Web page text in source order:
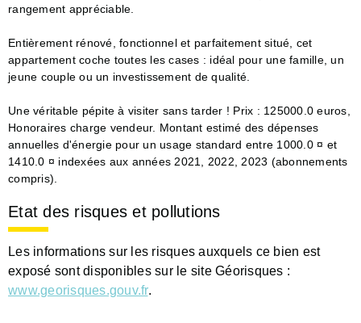
rangement appréciable.
Entièrement rénové, fonctionnel et parfaitement situé, cet
appartement coche toutes les cases : idéal pour une famille, un
jeune couple ou un investissement de qualité.
Une véritable pépite à visiter sans tarder ! Prix : 125000.0 euros,
Honoraires charge vendeur. Montant estimé des dépenses
annuelles d'énergie pour un usage standard entre 1000.0 ¤ et
1410.0 ¤ indexées aux années 2021, 2022, 2023 (abonnements
compris).
Etat des risques et pollutions
Les informations sur les risques auxquels ce bien est
exposé sont disponibles sur le site Géorisques :
www.georisques.gouv.fr.